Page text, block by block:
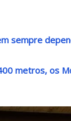
sempre
metros, os